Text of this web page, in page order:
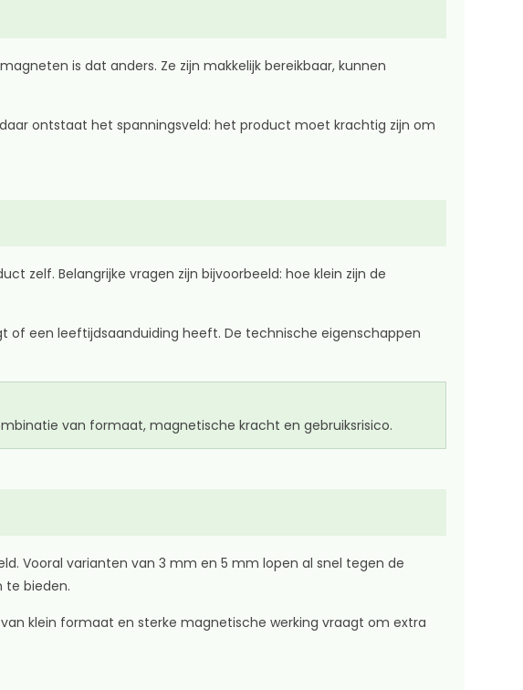
is dat anders. Ze zijn makkelijk bereikbaar, kunnen
ontstaat het spanningsveld: het product moet krachtig zijn om
zelf. Belangrijke vragen zijn bijvoorbeeld: hoe klein zijn de
een leeftijdsaanduiding heeft. De technische eigenschappen
van formaat, magnetische kracht en gebruiksrisico.
Vooral varianten van 3 mm en 5 mm lopen al snel tegen de
te bieden.
klein formaat en sterke magnetische werking vraagt om extra